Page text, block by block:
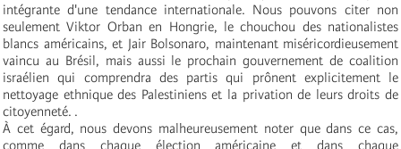
intégrante d'une tendance internationale. Nous pouvons citer non
seulement Viktor Orban en Hongrie, le chouchou des nationalistes
blancs américains, et Jair Bolsonaro, maintenant miséricordieusement
vaincu au Brésil, mais aussi le prochain gouvernement de coalition
israélien qui comprendra des partis qui prônent explicitement le
nettoyage ethnique des Palestiniens et la privation de leurs droits de
citoyenneté. .
À cet égard, nous devons malheureusement noter que dans ce cas,
comme dans chaque élection américaine et dans chaque